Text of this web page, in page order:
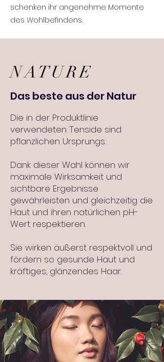
schenken ihr angenehme Momente
des Wohlbefindens.
NATURE
Das beste aus der Natur
Die in der Produktlinie
verwendeten Tenside sind
pflanzlichen Ursprungs.
Dank dieser Wahl können wir
maximale Wirksamkeit und
sichtbare Ergebnisse
gewährleisten und gleichzeitig die
Haut und ihren natürlichen pH-
Wert respektieren.
Sie wirken äußerst respektvoll und
fördern so gesunde Haut und
kräftiges, glänzendes Haar.